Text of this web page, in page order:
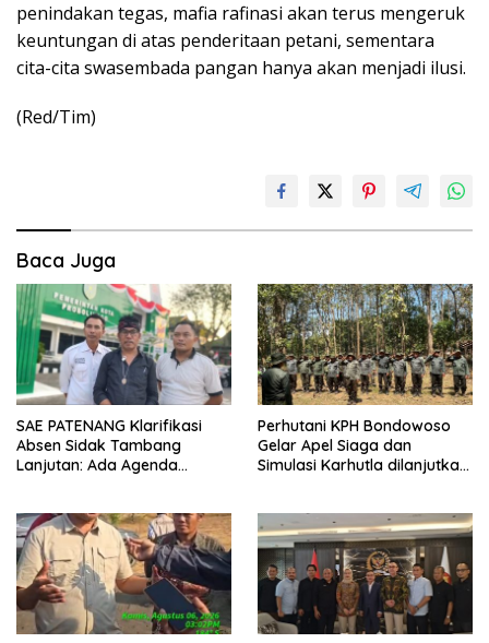
penindakan tegas, mafia rafinasi akan terus mengeruk
keuntungan di atas penderitaan petani, sementara
cita-cita swasembada pangan hanya akan menjadi ilusi.
(Red/Tim)
Baca Juga
SAE PATENANG Klarifikasi
Absen Sidak Tambang
Lanjutan: Ada Agenda
Perhutani KPH Bondowoso
Gelar Apel Siaga dan
Simulasi Karhutla dilanjutkan